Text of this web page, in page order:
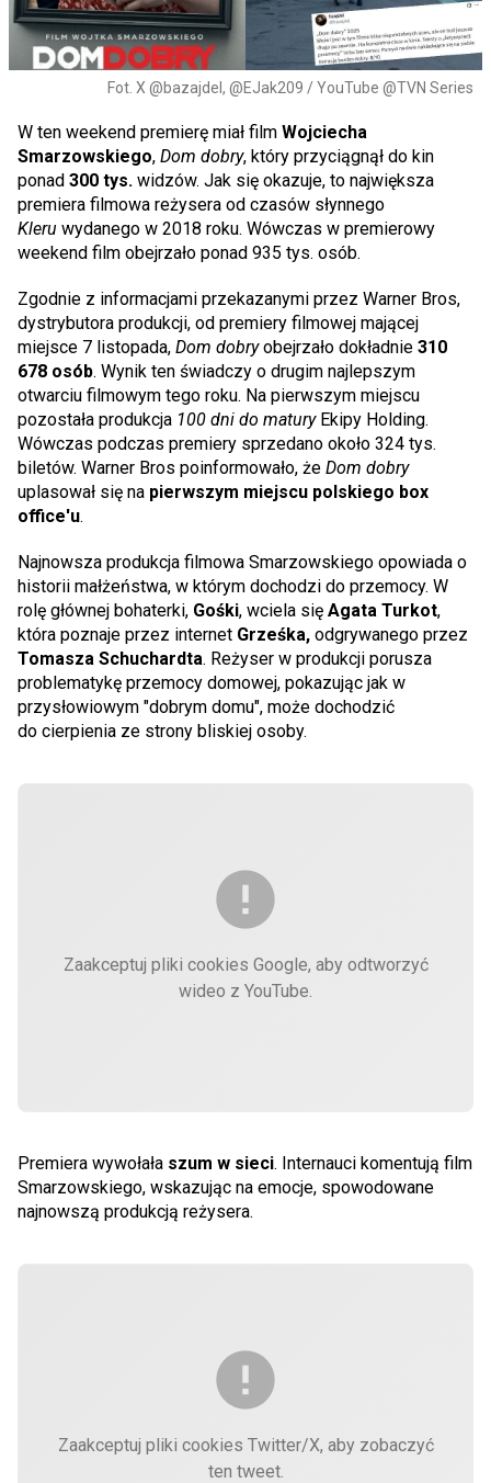
Fot. X @bazajdel, @EJak209 / YouTube @TVN Series
W ten weekend premierę miał film Wojciecha
Smarzowskiego, Dom dobry, który przyciągnął do kin
ponad 300 tys. widzów. Jak się okazuje, to największa
premiera filmowa reżysera od czasów słynnego
Kleru wydanego w 2018 roku. Wówczas w premierowy
weekend film obejrzało ponad 935 tys. osób.
Zgodnie z informacjami przekazanymi przez Warner Bros,
dystrybutora produkcji, od premiery filmowej mającej
miejsce 7 listopada, Dom dobryobejrzało dokładnie 310
678 osób. Wynik ten świadczy o drugim najlepszym
otwarciu filmowym tego roku. Na pierwszym miejscu
pozostała produkcja 100 dni do maturyEkipy Holding.
Wówczas podczas premiery sprzedano około 324 tys.
biletów. Warner Bros poinformowało, że Dom dobry
uplasował się na pierwszym miejscu polskiego box
office'u.
Najnowsza produkcja filmowa Smarzowskiego opowiada o
historii małżeństwa, w którym dochodzi do przemocy. W
rolę głównej bohaterki, Gośki, wciela się Agata Turkot,
która poznaje przez internet Grześka, odgrywanego przez
Tomasza Schuchardta. Reżyser w produkcji porusza
problematykę przemocy domowej, pokazując jak w
przysłowiowym "dobrym domu", może dochodzić
do cierpienia ze strony bliskiej osoby.
Zaakceptuj pliki cookies Google, aby odtworzyć
wideo z YouTube.
Premiera wywołała szum w sieci. Internauci komentują film
Smarzowskiego, wskazując na emocje, spowodowane
najnowszą produkcją reżysera.
Zaakceptuj pliki cookies Twitter/X, aby zobaczyć
ten tweet.